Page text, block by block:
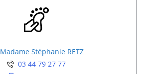
Madame Stéphanie RETZ
03 44 79 27 77